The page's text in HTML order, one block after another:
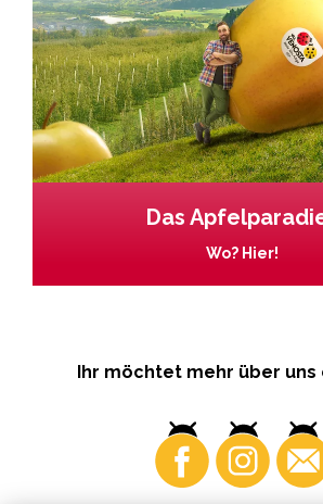
Das
Wo? Hier!
Ihr möchtet mehr über uns